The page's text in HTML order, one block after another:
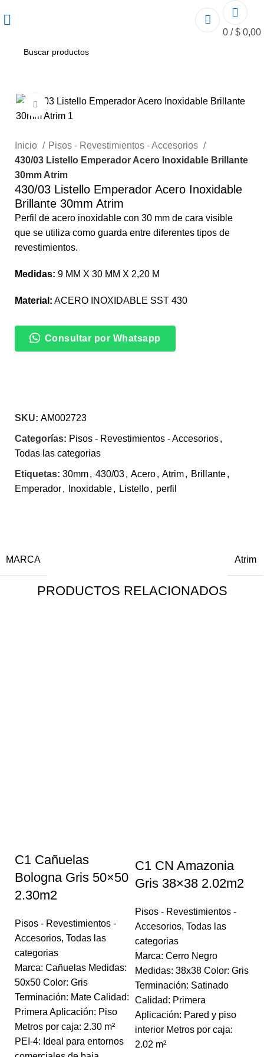
0 / $ 0,00
Click to enlarge
Inicio
Pisos - Revestimientos - Accesorios
430/03 Listello Emperador Acero Inoxidable Brillante
30mm Atrim
430/03 Listello Emperador Acero Inoxidable
Brillante 30mm Atrim
Perfil de acero inoxidable con 30 mm de cara visible
que se utiliza como guarda entre diferentes tipos de
revestimientos.
Medidas: 9 MM X 30 MM X 2,20 M
Material: ACERO INOXIDABLE SST 430
Consultar por Whatsapp
SKU: AM002723
Categorías: Pisos - Revestimientos - Accesorios,
Todas las categorias
Etiquetas: 30mm, 430/03, Acero, Atrim, Brillante,
Emperador, Inoxidable, Listello, perfil
MARCA Atrim
PRODUCTOS RELACIONADOS
C1 Cañuelas
Bologna Gris 50×50
2.30m2
Pisos - Revestimientos -
Accesorios, Todas las
categorias
Marca: Cañuelas Medidas:
50x50 Color: Gris
Terminación: Mate Calidad:
Primera Aplicación: Piso
Metros por caja: 2.30 m²
PEI-4: Ideal para entornos
C1 CN Amazonia
Gris 38×38 2.02m2
Pisos - Revestimientos -
Accesorios, Todas las
categorias
Marca: Cerro Negro
Medidas: 38x38 Color: Gris
Terminación: Satinado
Calidad: Primera
Aplicación: Pared y piso
interior Metros por caja:
2.02 m²